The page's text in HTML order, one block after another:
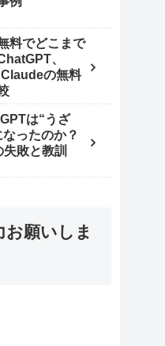
料でどこまで
、
の無料
は“うざ
ったのか？
敗と教訓
願いしま